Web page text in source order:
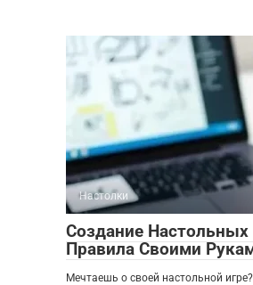
Настолки
Создание Настольных
Правила Своими
Мечтаешь о своей настольной